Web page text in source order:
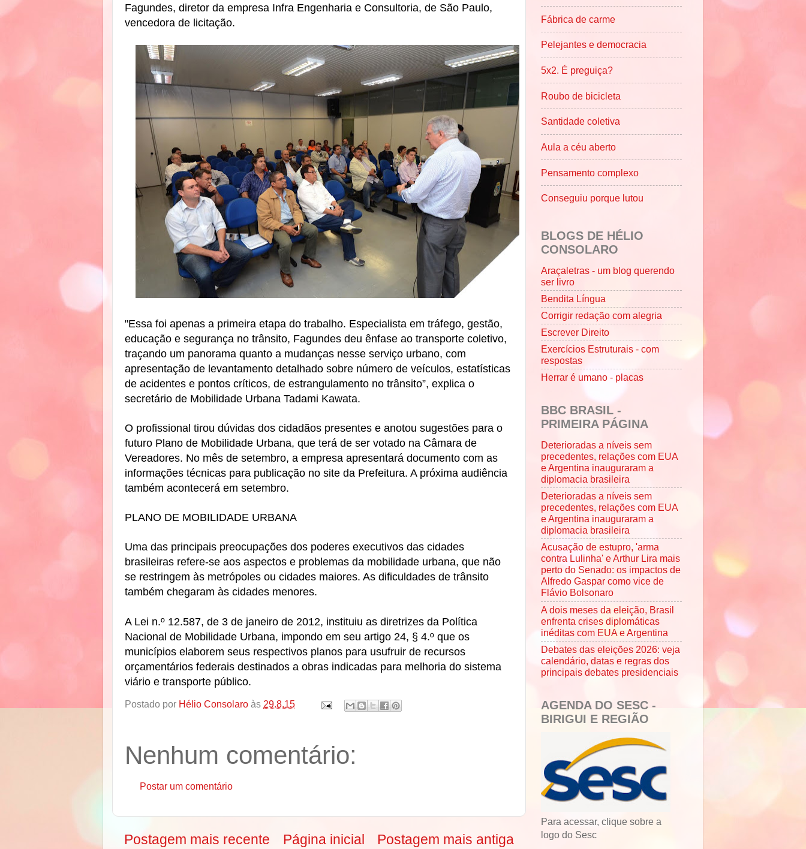
Fagundes, diretor da empresa Infra Engenharia e Consultoria, de São Paulo,
vencedora de licitação.
"Essa foi apenas a primeira etapa do trabalho. Especialista em tráfego, gestão,
educação e segurança no trânsito, Fagundes deu ênfase ao transporte coletivo,
traçando um panorama quanto a mudanças nesse serviço urbano, com
apresentação de levantamento detalhado sobre número de veículos, estatísticas
de acidentes e pontos críticos, de estrangulamento no trânsito”, explica o
secretário de Mobilidade Urbana Tadami Kawata.
O profissional tirou dúvidas dos cidadãos presentes e anotou sugestões para o
futuro Plano de Mobilidade Urbana, que terá de ser votado na Câmara de
Vereadores. No mês de setembro, a empresa apresentará documento com as
informações técnicas para publicação no site da Prefeitura. A próxima audiência
também acontecerá em setembro.
PLANO DE MOBILIDADE URBANA
Uma das principais preocupações dos poderes executivos das cidades
brasileiras refere-se aos aspectos e problemas da mobilidade urbana, que não
se restringem às metrópoles ou cidades maiores. As dificuldades de trânsito
também chegaram às cidades menores.
A Lei n.º 12.587, de 3 de janeiro de 2012, instituiu as diretrizes da Política
Nacional de Mobilidade Urbana, impondo em seu artigo 24, § 4.º que os
municípios elaborem seus respectivos planos para usufruir de recursos
orçamentários federais destinados a obras indicadas para melhoria do sistema
viário e transporte público.
Postado por Hélio Consolaro às 29.8.15
Nenhum comentário:
Postar um comentário
Postagem mais recente Postagem mais antiga
Página inicial
Fábrica de carme
Pelejantes e democracia
5x2. É preguiça?
Roubo de bicicleta
Santidade coletiva
Aula a céu aberto
Pensamento complexo
Conseguiu porque lutou
BLOGS DE HÉLIO
CONSOLARO
Araçaletras - um blog querendo
ser livro
Bendita Língua
Corrigir redação com alegria
Escrever Direito
Exercícios Estruturais - com
respostas
Herrar é umano - placas
BBC BRASIL -
PRIMEIRA PÁGINA
Deterioradas a níveis sem
precedentes, relações com EUA
e Argentina inauguraram a
diplomacia brasileira
Deterioradas a níveis sem
precedentes, relações com EUA
e Argentina inauguraram a
diplomacia brasileira
Acusação de estupro, 'arma
contra Lulinha' e Arthur Lira mais
perto do Senado: os impactos de
Alfredo Gaspar como vice de
Flávio Bolsonaro
A dois meses da eleição, Brasil
enfrenta crises diplomáticas
inéditas com EUA e Argentina
Debates das eleições 2026: veja
calendário, datas e regras dos
principais debates presidenciais
AGENDA DO SESC -
BIRIGUI E REGIÃO
Para acessar, clique sobre a
logo do Sesc